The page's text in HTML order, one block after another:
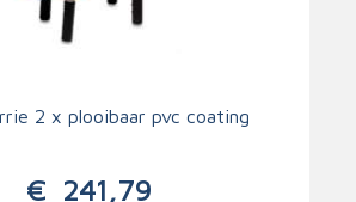
2 x plooibaar pvc coating
€241,79